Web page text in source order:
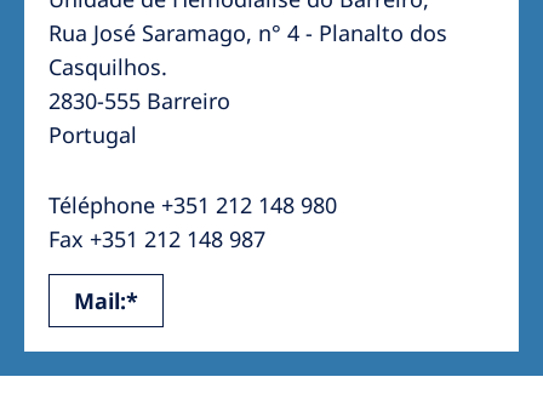
Australia
Philippines
North America
NephroCare International
Global Website
Rua José Saramago, n° 4 - Planalto dos
Casquilhos.
2830-555 Barreiro
Portugal
Téléphone +351 212 148 980
Fax +351 212 148 987
Mail:*